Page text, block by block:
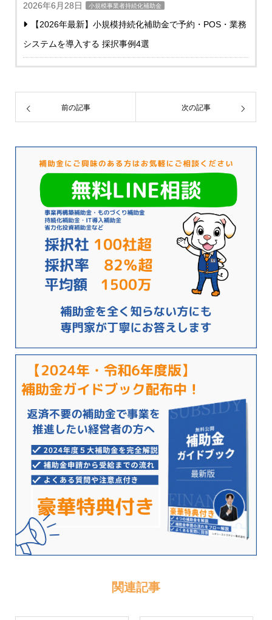
2026年6月28日 小規模事業者持続化補助金
【2026年最新】小規模持続化補助金で予約・POS・業務
システムを導入する 採択事例4選
前の記事 次の記事
関連記事